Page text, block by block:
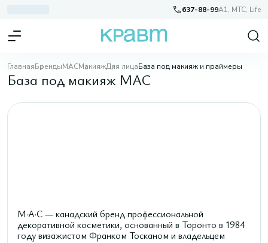
637-88-99A1, МТС, Life
ГлавнаяБрендыMACМакияжДля лицаБаза под макияж и праймеры
База под макияж MAC
M·A·C — канадский бренд профессиональной
декоративной косметики, основанный в Торонто в 1984
году визажистом Франком Тосканом и владельцем